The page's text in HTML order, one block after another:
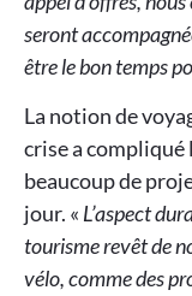
seront
être le bon temps
La notion de
crise a compliqué
beaucoup de
jour. « L’aspect
tourisme revêt de
vélo, comme des